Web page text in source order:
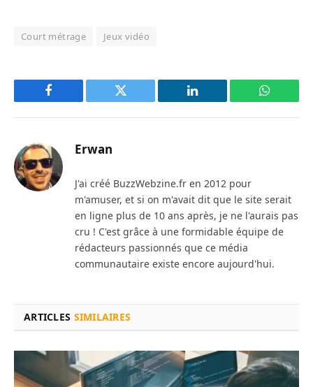
Court métrage Jeux vidéo
Facebook Twitter LinkedIn
Erwan
J'ai créé BuzzWebzine.fr en 2012 pour
m'amuser, et si on m'avait dit que le site serait
en ligne plus de 10 ans après, je ne l'aurais pas
cru ! C'est grâce à une formidable équipe de
rédacteurs passionnés que ce média
communautaire existe encore aujourd'hui.
ARTICLES SIMILAIRES